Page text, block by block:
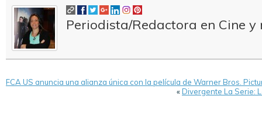
Periodista/Redactora en Cine y
FCA US anuncia una alianza única con la película de Warner Bros.
«Divergente La Serie: